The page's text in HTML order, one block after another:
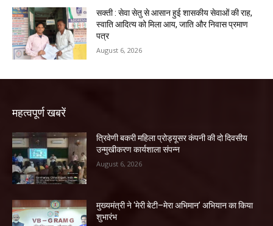
सक्ती : सेवा सेतु से आसान हुई शासकीय सेवाओं की राह,
स्वाति आदित्य को मिला आय, जाति और निवास प्रमाण
पत्र
August 6, 2026
महत्वपूर्ण खबरें
त्रिवेणी बकरी महिला प्रोड्यूसर कंपनी की दो दिवसीय
उन्मुखीकरण कार्यशाला संपन्न
August 6, 2026
मुख्यमंत्री ने ‘मेरी बेटी–मेरा अभिमान’ अभियान का किया
शुभारंभ